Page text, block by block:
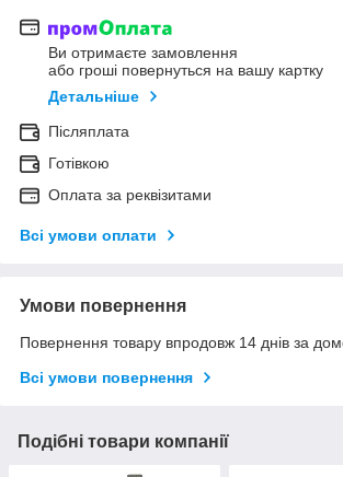
Ви отримаєте замовлення
або гроші повернуться на вашу картку
Детальніше
Післяплата
Готівкою
Оплата за реквізитами
Всі умови оплати
Умови повернення
Повернення товару впродовж 14 днів за
Всі умови повернення
Подібні товари компанії